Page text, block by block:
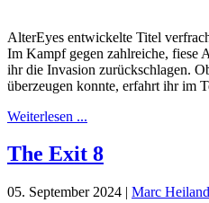
AlterEyes entwickelte Titel
Im Kampf gegen zahlreiche, fiese
ihr die Invasion zurückschlagen.
überzeugen konnte, erfahrt ihr im
Weiterlesen ...
The Exit 8
05. September 2024 | Marc Heiland